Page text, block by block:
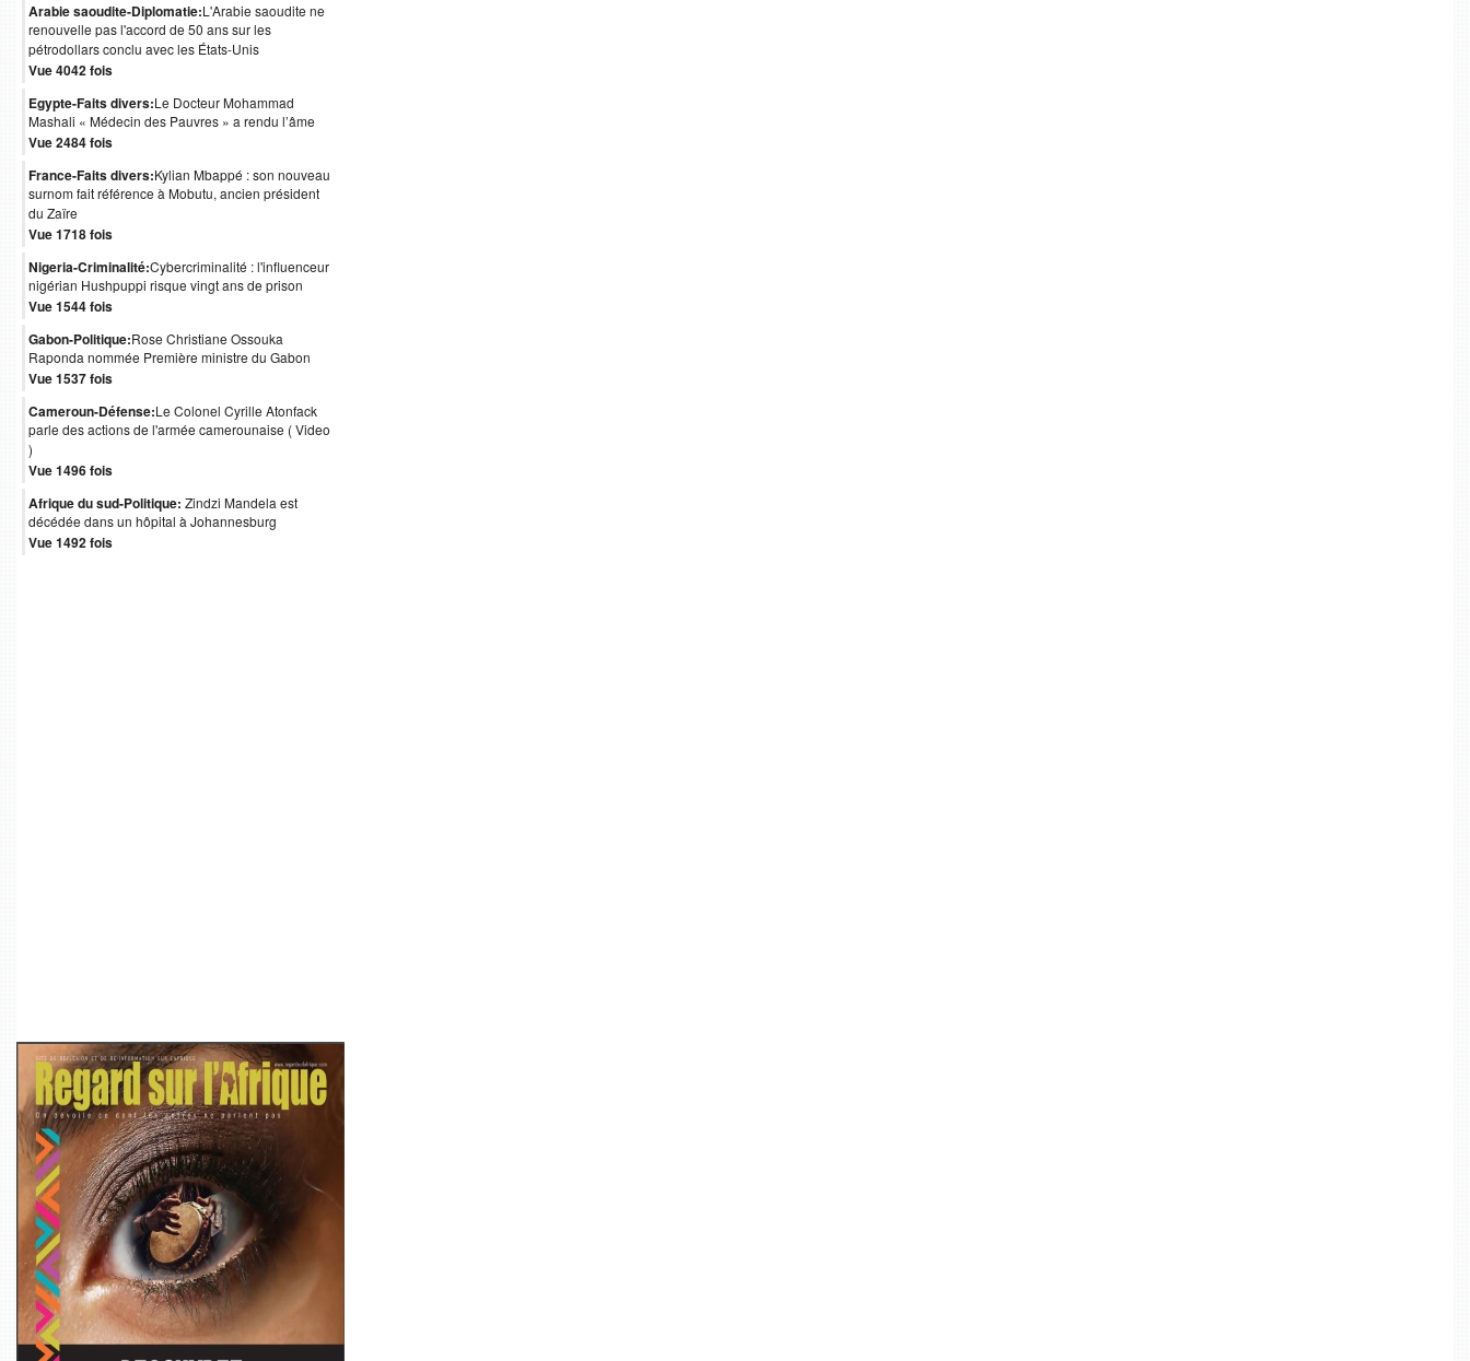
Arabie saoudite-Diplomatie:L'Arabie saoudite ne
renouvelle pas l'accord de 50 ans sur les
pétrodollars conclu avec les États-Unis
Vue 4042 fois
Egypte-Faits divers:Le Docteur Mohammad
Mashali « Médecin des Pauvres » a rendu l’âme
Vue 2484 fois
France-Faits divers:Kylian Mbappé : son nouveau
surnom fait référence à Mobutu, ancien président
du Zaïre
Vue 1718 fois
Nigeria-Criminalité:Cybercriminalité : l'influenceur
nigérian Hushpuppi risque vingt ans de prison
Vue 1544 fois
Gabon-Politique:Rose Christiane Ossouka
Raponda nommée Première ministre du Gabon
Vue 1537 fois
Cameroun-Défense:Le Colonel Cyrille Atonfack
parle des actions de l'armée camerounaise ( Video
)
Vue 1496 fois
Afrique du sud-Politique: Zindzi Mandela est
décédée dans un hôpital à Johannesburg
Vue 1492 fois